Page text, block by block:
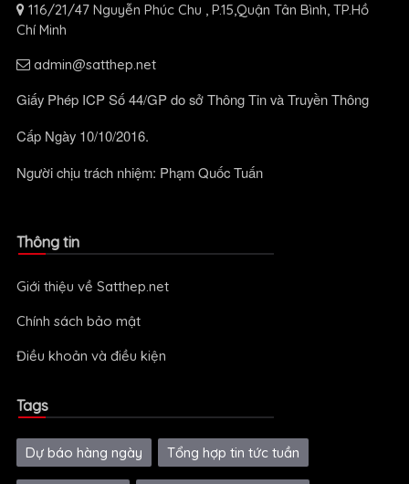
116/21/47 Nguyễn Phúc Chu , P.15,Quận Tân Bình, TP.Hồ
Chí Minh
admin@satthep.net
Giấy Phép ICP Số 44/GP do sở Thông Tin và Truyền Thông
Cấp Ngày 10/10/2016.
Người chịu trách nhiệm: Phạm Quốc Tuấn
Thông tin
Giới thiệu về Satthep.net
Chính sách bảo mật
Điều khoản và điều kiện
Tags
Dự báo hàng ngày Tổng hợp tin tức tuần